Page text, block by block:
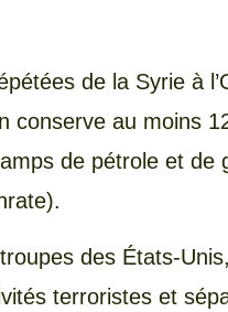
de la Syrie à
conserve au moins
de pétrole et de
des États-
terroristes et